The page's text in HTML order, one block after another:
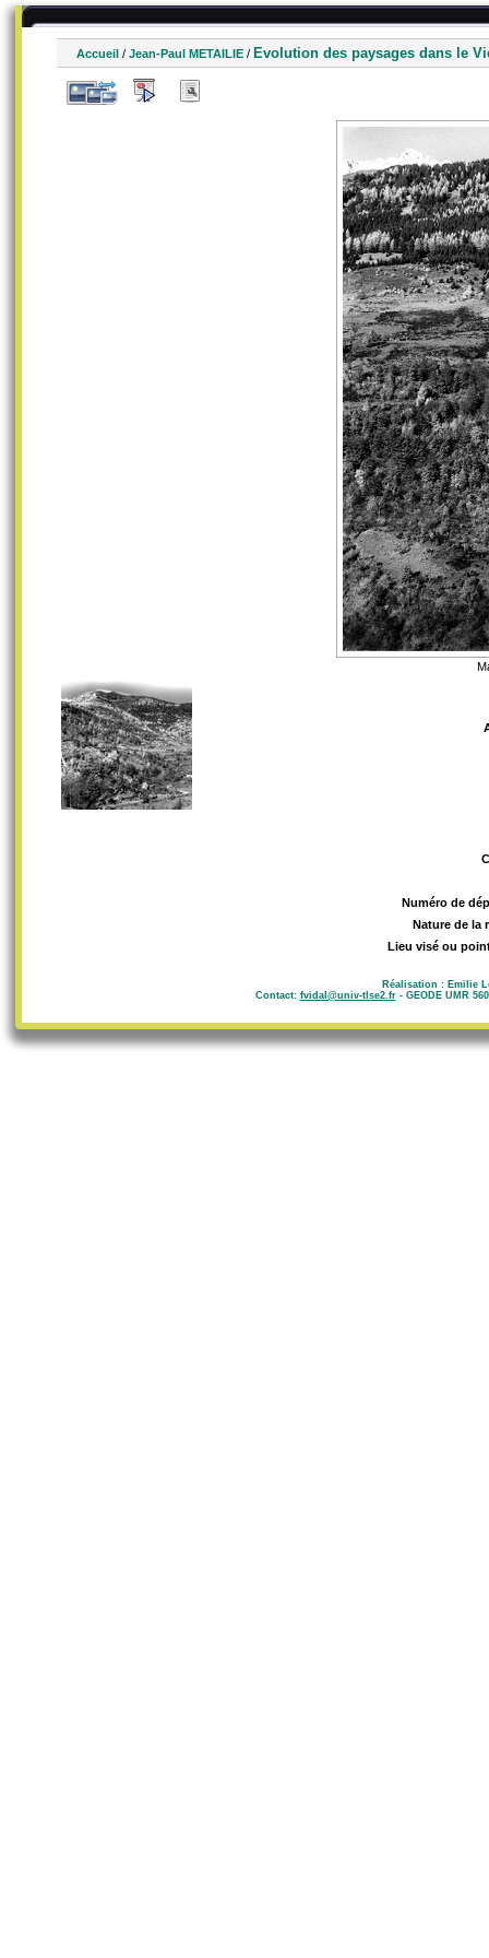
Accueil / Jean-Paul METAILIE / Evolution des paysages dans le
Numéro de
Nature de la
Lieu visé ou
Réalisation : Emilie
Contact: fvidal@univ-tlse2.fr- GEODE UMR